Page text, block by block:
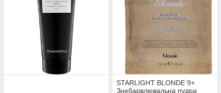
STARLIGHT BLONDE 9+
Знебарвлювальна пудра